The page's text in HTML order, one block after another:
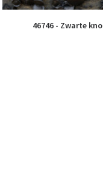
46746 - Zwarte